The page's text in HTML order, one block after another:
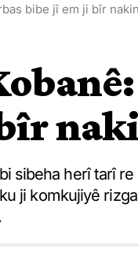
bibe jî em ji bîr nakin
sibeha herî tarî re
ji komkujiyê